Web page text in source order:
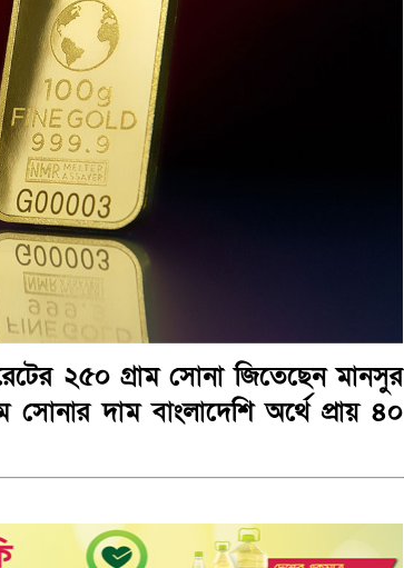
২৫০ গ্রাম সোনা জিতেছেন মানসুর
দাম বাংলাদেশি অর্থে প্রায় ৪০